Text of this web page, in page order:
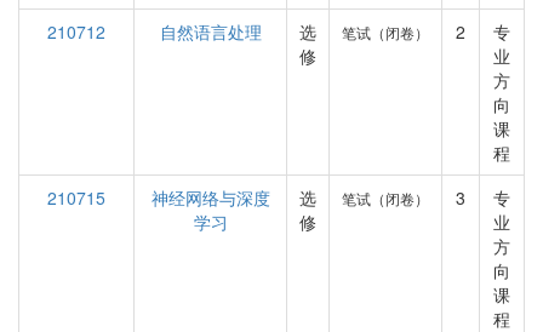
210712
自然语言处理
选
修
笔试（闭卷） 2
专
业
方
向
课
程
210715
神经网络与深度
学习
选
修
笔试（闭卷） 3
专
业
方
向
课
程